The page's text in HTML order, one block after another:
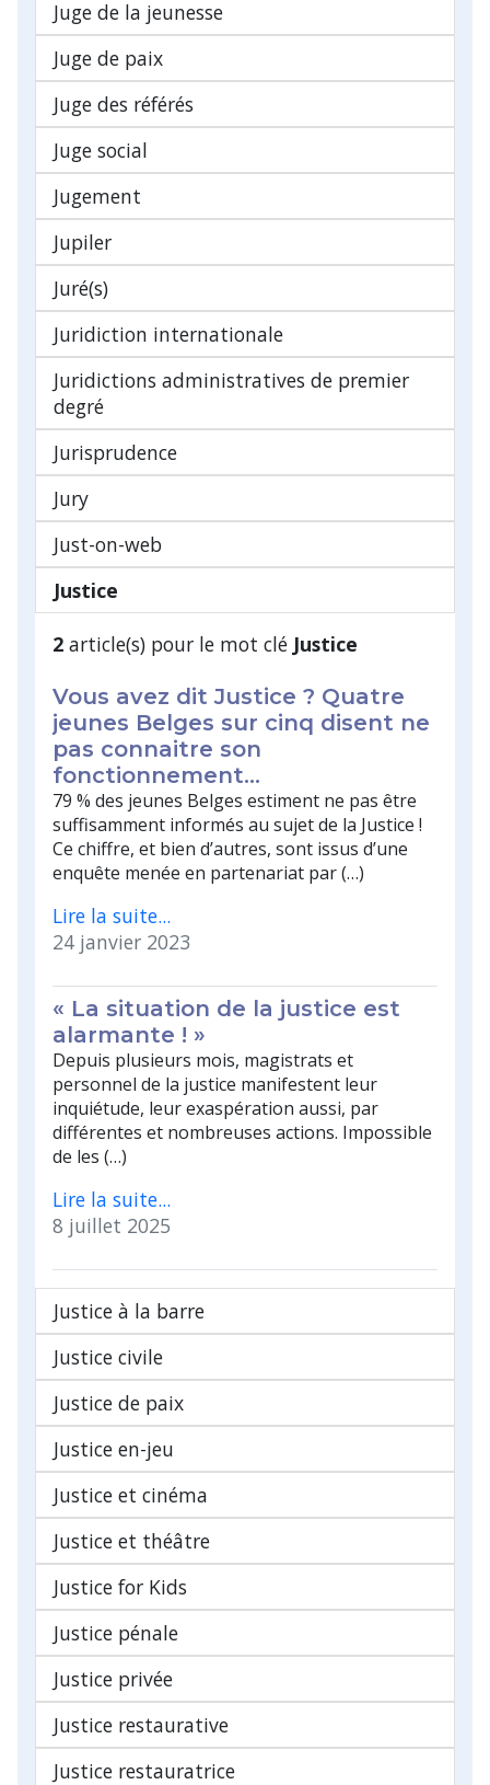
Juge de la jeunesse
Juge de paix
Juge des référés
Juge social
Jugement
Jupiler
Juré(s)
Juridiction internationale
Juridictions administratives de premier
degré
Jurisprudence
Jury
Just-on-web
Justice
2 article(s) pour le mot clé Justice
Vous avez dit Justice ? Quatre
jeunes Belges sur cinq disent ne
pas connaitre son
fonctionnement…
79 % des jeunes Belges estiment ne pas être
suffisamment informés au sujet de la Justice !
Ce chiffre, et bien d’autres, sont issus d’une
enquête menée en partenariat par (…)
Lire la suite...
24 janvier 2023
« La situation de la justice est
alarmante ! »
Depuis plusieurs mois, magistrats et
personnel de la justice manifestent leur
inquiétude, leur exaspération aussi, par
différentes et nombreuses actions. Impossible
de les (…)
Lire la suite...
8 juillet 2025
Justice à la barre
Justice civile
Justice de paix
Justice en-jeu
Justice et cinéma
Justice et théâtre
Justice for Kids
Justice pénale
Justice privée
Justice restaurative
Justice restauratrice